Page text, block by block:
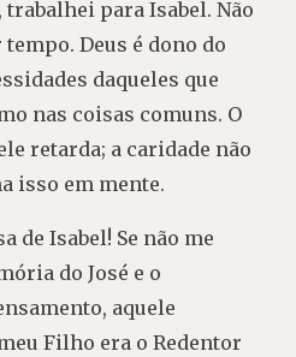
para Isabel. Não
Deus é dono do
daqueles que
nas coisas comuns. O
retarda; a caridade não
isso em mente.
de Isabel! Se não me
do José e o
aquele
Filho era o Redentor